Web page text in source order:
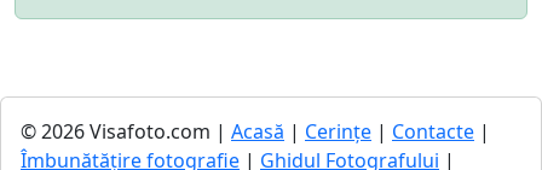
© 2026 Visafoto.com | Acasă | Cerințe | Contacte |
Îmbunătățire fotografie | Ghidul Fotografului |